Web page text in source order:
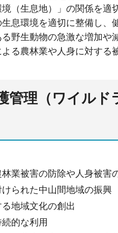
境（生息地）」の関係を
息環境を適切に整備し、
野生動物の急激な増加や
る農林業や人身に対する
管理（ワイル
業被害の防除や人身被害
られた中山間地域の振興
地域文化の創出
的な利用